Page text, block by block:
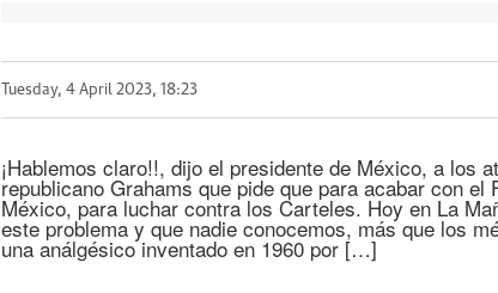
Tuesday, 4 April 2023, 18:23
¡Hablemos claro!!, dijo el presidente de México, a los
republicano Grahams que pide que para acabar con el
México, para luchar contra los Carteles. Hoy en La
este problema y que nadie conocemos, más que los
una análgésico inventado en 1960 por […]